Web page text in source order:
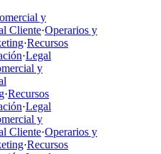
y
Cliente·Operarios y
·Recursos
·Legal
y
·Recursos
·Legal
y
Cliente·Operarios y
·Recursos